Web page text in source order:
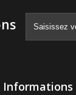
Informations